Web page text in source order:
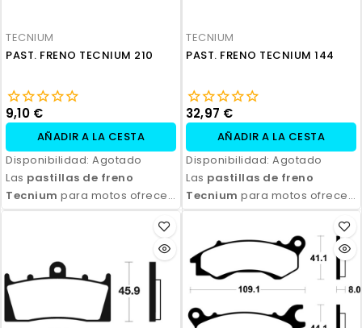
aseguran seguridad y control
en cada frenada.
aseguran seguridad y control
en cada frenada.
TECNIUM
PAST. FRENO TECNIUM 210
9,10 €
AÑADIR A LA CESTA
Disponibilidad: Agotado
Las pastillas de freno
Tecnium para motos ofrecen
un rendimiento de frenado
Disponibles en compuestos
orgánicos, semi-metálicos y
sinterizados, son ideales
para todo tipo de
TECNIUM
PAST. FRENO TECNIUM 144
32,97 €
AÑADIR A LA CESTA
Disponibilidad: Agotado
Las pastillas de freno
Tecnium para motos ofrecen
un rendimiento de frenado
durabilidad y eficiencia.
Disponibles en compuestos
orgánicos, semi-metálicos y
sinterizados, son ideales
para todo tipo de